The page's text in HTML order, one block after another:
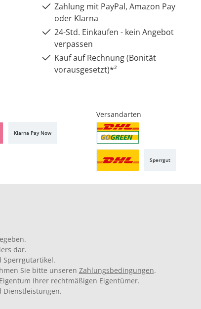
Zahlung mit PayPal, Amazon Pay
oder Klarna
24-Std. Einkaufen - kein Angebot
verpassen
Kauf auf Rechnung (Bonität
vorausgesetzt)*²
Klarna Pay Now
Versandarten
Sperrgut
dar.
Sperrgutartikel.
Sie bitte unseren Zahlungsbedingungen.
Ihrer rechtmäßigen Eigentümer.
Dienstleistungen.